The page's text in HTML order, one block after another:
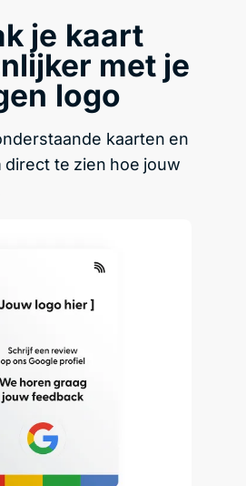
je kaart
met je
logo
kaarten en
direct te zien hoe jouw